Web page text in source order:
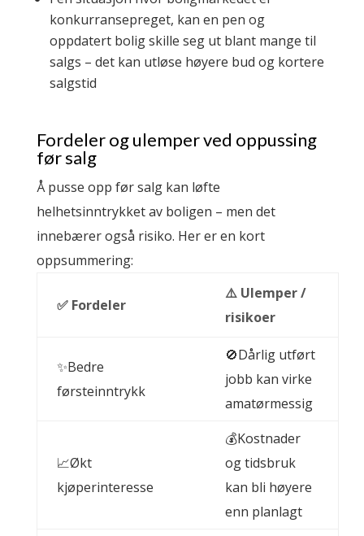
konkurransepreget, kan en pen og
oppdatert bolig skille seg ut blant mange til
salgs – det kan utløse høyere bud og kortere
salgstid
Fordeler og ulemper ved oppussing
før salg
Å pusse opp før salg kan løfte
helhetsinntrykket av boligen – men det
innebærer også risiko. Her er en kort
oppsummering:
✅ Fordeler
⚠️ Ulemper /
risikoer
✨Bedre
førsteinntrykk
🚫Dårlig utført
jobb kan virke
amatørmessig
📈Økt
kjøperinteresse
💰Kostnader
og tidsbruk
kan bli høyere
enn planlagt